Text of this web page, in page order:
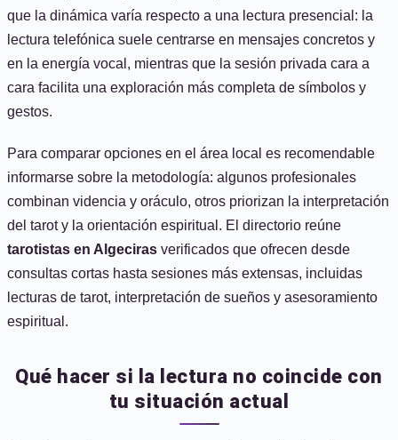
que la dinámica varía respecto a una lectura presencial: la
lectura telefónica suele centrarse en mensajes concretos y
en la energía vocal, mientras que la sesión privada cara a
cara facilita una exploración más completa de símbolos y
gestos.
Para comparar opciones en el área local es recomendable
informarse sobre la metodología: algunos profesionales
combinan videncia y oráculo, otros priorizan la interpretación
del tarot y la orientación espiritual. El directorio reúne
tarotistas en Algeciras verificados que ofrecen desde
consultas cortas hasta sesiones más extensas, incluidas
lecturas de tarot, interpretación de sueños y asesoramiento
espiritual.
Qué hacer si la lectura no coincide con
tu situación actual